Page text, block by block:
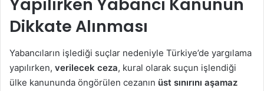
Yapılırken Yabancı Kanunun
Dikkate Alınması
Yabancıların işlediği suçlar nedeniyle Türkiye’de yargılama
yapılırken, verilecek ceza, kural olarak suçun işlendiği
ülke kanununda öngörülen cezanın üst sınırını aşamaz